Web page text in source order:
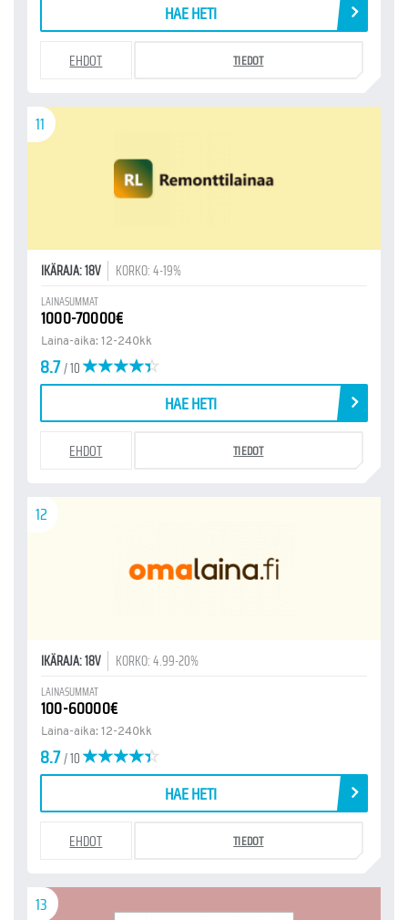
HAE HETI
EHDOT TIEDOT
11
IKÄRAJA: 18V KORKO: 4-19%
LAINASUMMAT
1000-70000€
Laina-aika: 12-240kk
8.7/ 10
HAE HETI
EHDOT TIEDOT
12
IKÄRAJA: 18V KORKO: 4.99-20%
LAINASUMMAT
100-60000€
Laina-aika: 12-240kk
8.7/ 10
HAE HETI
EHDOT TIEDOT
13